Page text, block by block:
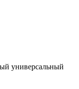
универсальный